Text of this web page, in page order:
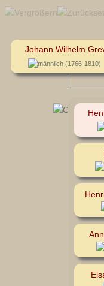
Johann Wilhelm
(1766-1810)